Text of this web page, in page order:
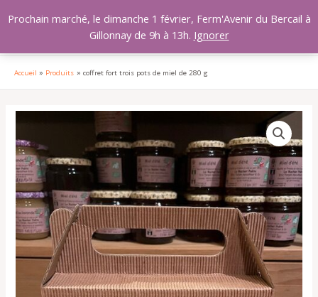
au
Accueil Produits coffret fort trois pots de miel de 280 g
coffret
fort
trois
pots
de
miel
de
280
Prochain marché, le dimanche 1 février, Ferm'Avenir du Bercail à
Gillonnay de 9h à 13h. Ignorer